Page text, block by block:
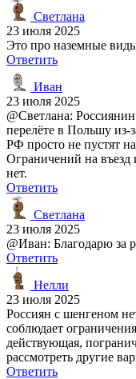
Светлана
23 июля 2025
Это про наземные
Ответить
Иван
23 июля 2025
@Светлана:
перелёте в Польшу из-
РФ просто не пустят
Ограничений на въезд
нет.
Ответить
Светлана
23 июля 2025
@Иван: Благодарю за
Ответить
Нелли
23 июля 2025
Россиян с шенгеном
соблюдает
действующая,
рассмотреть другие
Ответить